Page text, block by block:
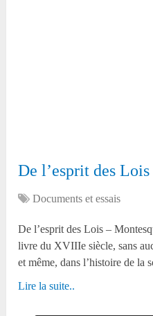
De l’esprit des
Documents et essais
De l’esprit des Lois –
livre du XVIIIe siècle, sans
et même, dans l’histoire de la
Lire la suite..